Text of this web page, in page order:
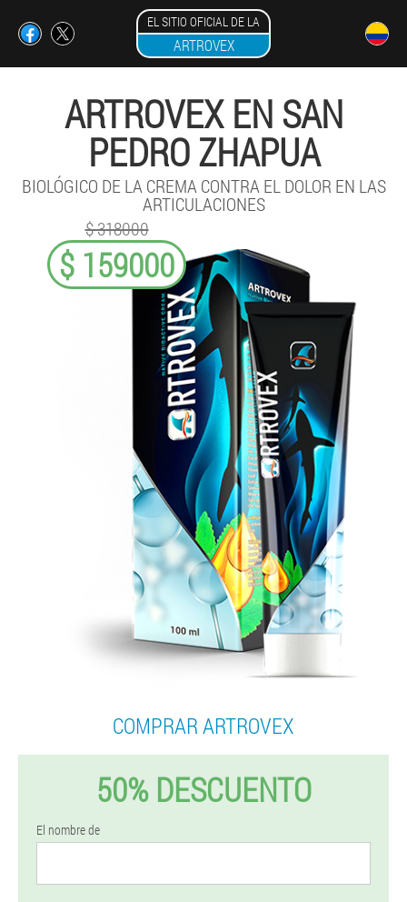
EL SITIO OFICIAL DE LA
ARTROVEX
ARTROVEX EN SAN
PEDRO ZHAPUA
BIOLÓGICO DE LA CREMA CONTRA EL DOLOR EN LAS
ARTICULACIONES
$ 318000
$ 159000
COMPRAR ARTROVEX
50% DESCUENTO
El nombre de